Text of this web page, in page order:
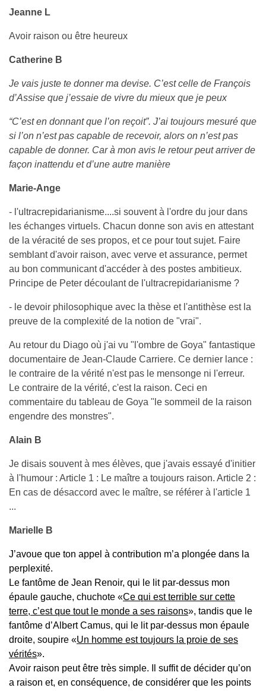
Jeanne L
Avoir raison ou être heureux
Catherine B
Je vais juste te donner ma devise. C’est celle de François
d’Assise que j’essaie de vivre du mieux que je peux
“C’est en donnant que l’on reçoit”. J’ai toujours mesuré que
si l’on n’est pas capable de recevoir, alors on n’est pas
capable de donner. Car à mon avis le retour peut arriver de
façon inattendu et d’une autre manière
Marie-Ange
- l'ultracrepidarianisme....si souvent à l'ordre du jour dans
les échanges virtuels. Chacun donne son avis en attestant
de la véracité de ses propos, et ce pour tout sujet. Faire
semblant d'avoir raison, avec verve et assurance, permet
au bon communicant d'accéder à des postes ambitieux.
Principe de Peter découlant de l'ultracrepidarianisme ?
- le devoir philosophique avec la thèse et l'antithèse est la
preuve de la complexité de la notion de "vrai".
Au retour du Diago où j'ai vu "l'ombre de Goya" fantastique
documentaire de Jean-Claude Carriere. Ce dernier lance :
le contraire de la vérité n'est pas le mensonge ni l'erreur.
Le contraire de la vérité, c'est la raison. Ceci en
commentaire du tableau de Goya "le sommeil de la raison
engendre des monstres".
Alain B
Je disais souvent à mes élèves, que j'avais essayé d'initier
à l'humour : Article 1 : Le maître a toujours raison. Article 2 :
En cas de désaccord avec le maître, se référer à l'article 1
...
Marielle B
J’avoue que ton appel à contribution m’a plongée dans la
perplexité.
Le fantôme de Jean Renoir, qui le lit par-dessus mon
épaule gauche, chuchote «Ce qui est terrible sur cette
terre, c’est que tout le monde a ses raisons», tandis que le
fantôme d’Albert Camus, qui le lit par-dessus mon épaule
droite, soupire «Un homme est toujours la proie de ses
vérités».
Avoir raison peut être très simple. Il suffit de décider qu’on
a raison et, en conséquence, de considérer que les points